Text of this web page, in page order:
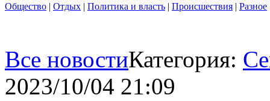
Общество | Отдых | Политика и власть | Происшествия | Разное
Все новостиКатегория:
2023/10/04 21:09